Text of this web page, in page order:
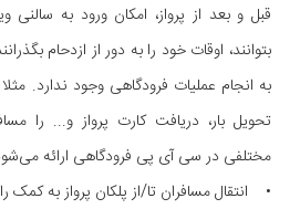
قبل و بعد از پرواز، امکان ورود به سالنی
بتوانند، اوقات خود را به دور از ازدحام
به انجام عملیات فرودگاهی وجود ندارد.
تحویل بار، دریافت کارت پرواز و... را
مختلفی در سی آی پی فرودگاهی ارائه
• انتقال مسافران تا/از پلکان پرواز به کمک